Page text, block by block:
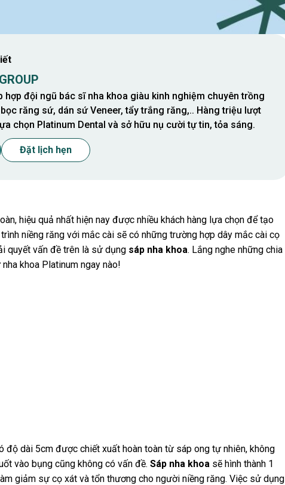
hợp đội ngũ bác sĩ nha khoa giàu kinh nghiệm chuyên trồng
răng sứ, dán sứ Veneer, tẩy trắng răng,.. Hàng triệu lượt
chọn Platinum Dental và sở hữu nụ cười tự tin, tỏa sáng.
Đặt lịch hẹn
hiệu quả nhất hiện nay được nhiều khách hàng lựa chọn để tạo
niềng răng với mắc cài sẽ có những trường hợp dây mắc cài cọ
quyết vấn đề trên là sử dụng sáp nha khoa. Lắng nghe những chia
khoa Platinum ngay nào!
độ dài 5cm được chiết xuất hoàn toàn từ sáp ong tự nhiên, không
vào bụng cũng không có vấn đề. Sáp nha khoa sẽ hình thành 1
giảm sự cọ xát và tổn thương cho người niềng răng. Việc sử dụng